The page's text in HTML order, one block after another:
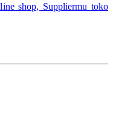
shop, Suppliermu toko